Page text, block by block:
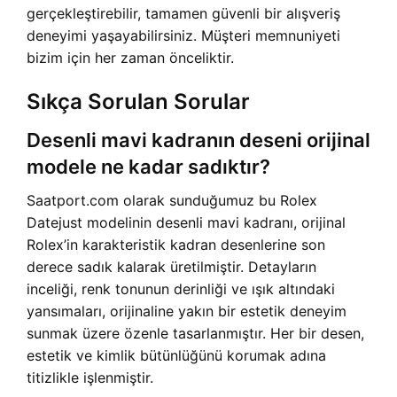
gerçekleştirebilir, tamamen güvenli bir alışveriş
deneyimi yaşayabilirsiniz. Müşteri memnuniyeti
bizim için her zaman önceliktir.
Sıkça Sorulan Sorular
Desenli mavi kadranın deseni orijinal
modele ne kadar sadıktır?
Saatport.com olarak sunduğumuz bu Rolex
Datejust modelinin desenli mavi kadranı, orijinal
Rolex’in karakteristik kadran desenlerine son
derece sadık kalarak üretilmiştir. Detayların
inceliği, renk tonunun derinliği ve ışık altındaki
yansımaları, orijinaline yakın bir estetik deneyim
sunmak üzere özenle tasarlanmıştır. Her bir desen,
estetik ve kimlik bütünlüğünü korumak adına
titizlikle işlenmiştir.